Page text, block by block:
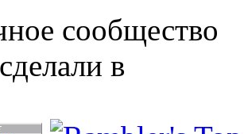
сообщество
в